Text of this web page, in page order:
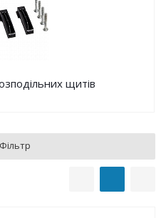
щитів
Фільтр